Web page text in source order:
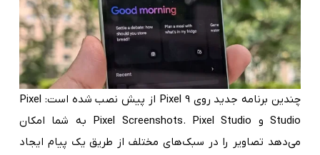
چندین برنامه جدید روی Pixel 9 از پیش نصب شده است: Pixel
Studio و Pixel Screenshots. Pixel Studio به شما امکان
می‌دهد تصاویر را در سبک‌های مختلف از طریق یک پیام ایجاد